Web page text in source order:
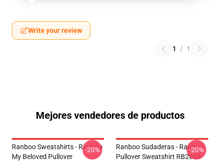
Write your review
1 / 1
Mejores vendedores de productos
Ranboo Sweatshirts - Ranboo
My Beloved Pullover
-20%
Ranboo Sudaderas - Ranboo
Pullover Sweatshirt RB2805
-20%